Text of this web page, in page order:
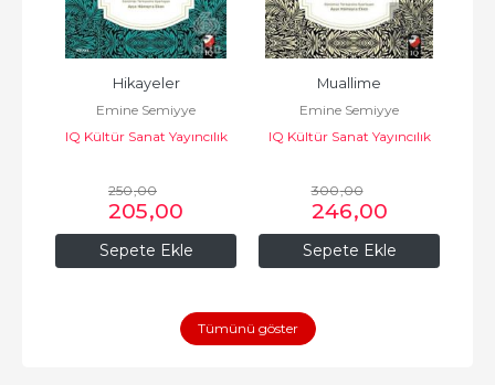
Sepete Ekle
Hikayeler
Emine Semiyye
IQ Kültür Sanat Yayıncılık
250,00
205,00
Sepete Ekle
Muallime
Emine Semiyye
IQ Kültür Sanat Yayıncılık
300,00
246,00
Tümünü göster